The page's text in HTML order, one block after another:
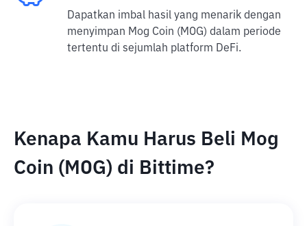
Dapatkan imbal hasil yang menarik dengan
menyimpan Mog Coin (MOG) dalam periode
tertentu di sejumlah platform DeFi.
Kenapa Kamu Harus Beli Mog
Coin (MOG) di Bittime?